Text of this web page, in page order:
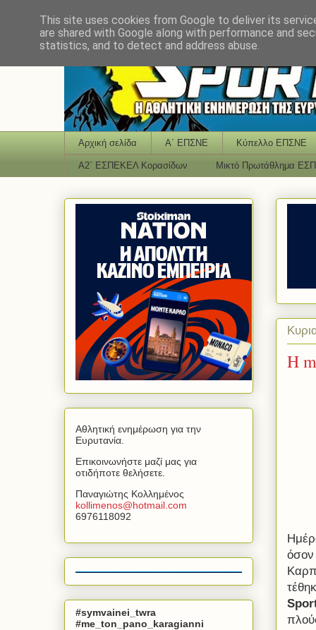
Αρχική σελίδα Α΄ ΕΠΣΝΕ Κύπελλο ΕΠΣΝΕ
Α2΄ ΕΣΠΕΚΕΛ Κορασίδων Μικτό Πρωτάθλημα
H
όσον
Αθλητική ενημέρωση για την
Ευρυτανία.
Επικοινωνήστε μαζί μας για
οτιδήποτε θελήσετε.
Παναγιώτης Κολλημένος
kollimenos@hotmail com
6976118092
#symvainei_twra
#me_ton_pano_karagianni
This site uses cookies from Google to deliver its
are shared with Google along with performance and
statistics, and to detect and address abuse.